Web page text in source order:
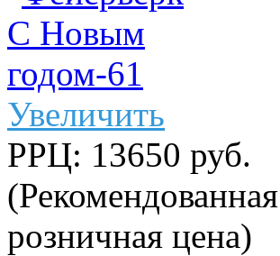
Увеличить
РРЦ: 13650 руб.
(Рекомендованная
розничная цена)